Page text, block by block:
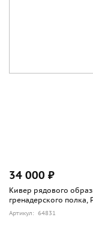
34 000 ₽
Кивер рядового
гренадерского полка,
Артикул: 64831